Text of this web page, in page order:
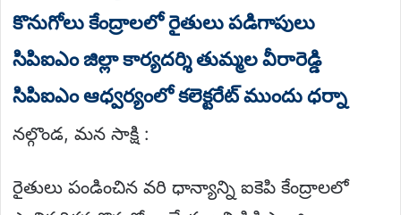
కొనుగోలు కేంద్రాలలో రైతులు పడిగాపులు
సిపిఐఎం జిల్లా కార్యదర్శి తుమ్మల వీరారెడ్డి
సిపిఐఎం ఆధ్వర్యంలో కలెక్టరేట్ ముందు ధర్నా
నల్గొండ, మన సాక్షి :
రైతులు పండించిన వరి ధాన్యాన్ని ఐకెపి కేంద్రాలలో